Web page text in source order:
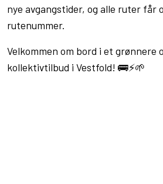
nye avgangstider, og alle ruter får
rutenummer.
Velkommen om bord i et grønnere
kollektivtilbud i Vestfold! 🚌⚡🌱